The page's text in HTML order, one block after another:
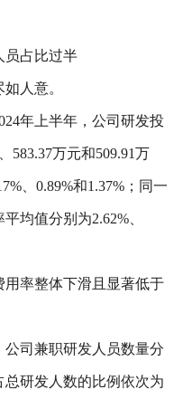
员占比过半
人意。
年上半年，公司研发投
583.37万元和509.91万
、0.89%和1.37%；同一
均值分别为2.62%、
率整体下滑且显著低于
司兼职研发人员数量分
总研发人数的比例依次为